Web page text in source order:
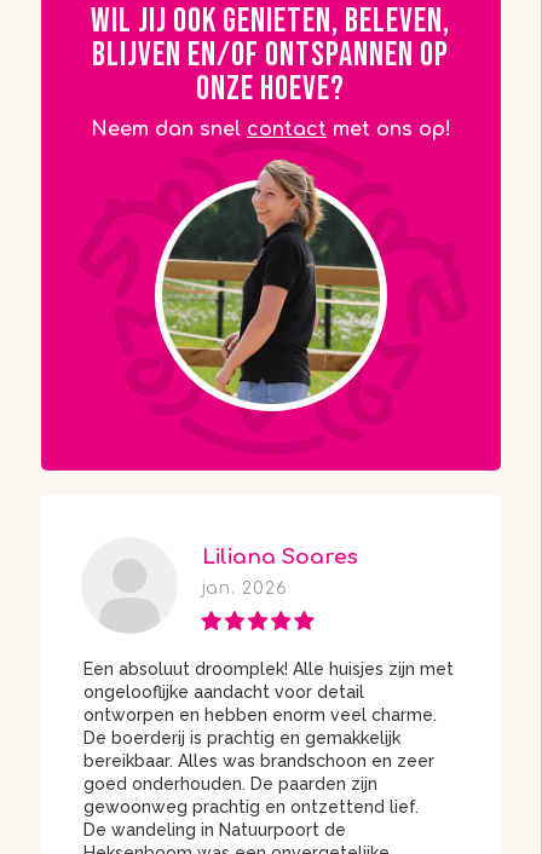
Wil jij ook genieten, beleven,
blijven en/of ontspannen op
onze Hoeve?
Neem dan snel contact met ons op!
Liliana Soares
jan. 2026
Een absoluut droomplek! Alle huisjes zijn met
ongelooflijke aandacht voor detail
ontworpen en hebben enorm veel charme.
De boerderij is prachtig en gemakkelijk
bereikbaar. Alles was brandschoon en zeer
goed onderhouden. De paarden zijn
gewoonweg prachtig en ontzettend lief.
De wandeling in Natuurpoort de